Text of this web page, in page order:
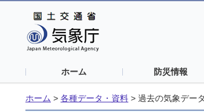
ホーム 防災情報
ホーム > 各種データ・資料 > 過去の気象デー